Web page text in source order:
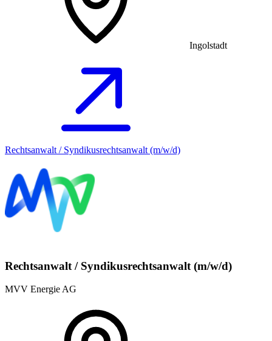
Ingolstadt
Rechtsanwalt / Syndikusrechtsanwalt (m/w/d)
Rechtsanwalt / Syndikusrechtsanwalt (m/w/d)
MVV Energie AG